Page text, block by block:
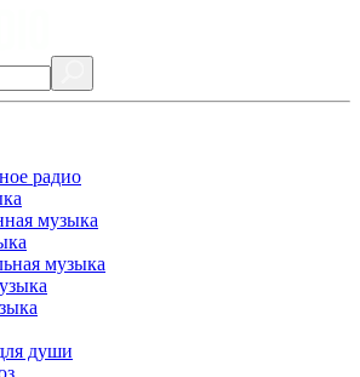
радио
музыка
музыка
души